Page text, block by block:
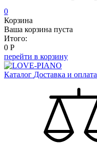
0
Корзина
Ваша корзина пуста
Итого:
0 Р
перейти в корзину
Каталог Доставка и оплата